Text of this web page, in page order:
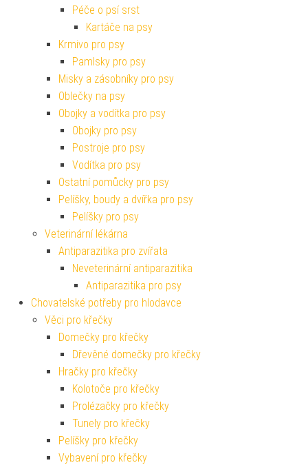
Péče o psí srst
Kartáče na psy
Krmivo pro psy
Pamlsky pro psy
Misky a zásobníky pro psy
Oblečky na psy
Obojky a vodítka pro psy
Obojky pro psy
Postroje pro psy
Vodítka pro psy
Ostatní pomůcky pro psy
Pelíšky, boudy a dvířka pro psy
Pelíšky pro psy
Veterinární lékárna
Antiparazitika pro zvířata
Neveterinární antiparazitika
Antiparazitika pro psy
Chovatelské potřeby pro hlodavce
Věci pro křečky
Domečky pro křečky
Dřevěné domečky pro křečky
Hračky pro křečky
Kolotoče pro křečky
Prolézačky pro křečky
Tunely pro křečky
Pelíšky pro křečky
Vybavení pro křečky